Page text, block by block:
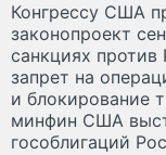
Конгрессу США
законопроект
санкциях
запрет на
и блокирование
минфин США
гособлигаций